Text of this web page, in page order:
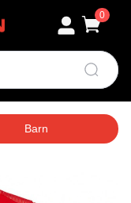
0
Barn